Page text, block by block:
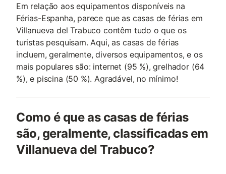
Em relação aos equipamentos disponíveis na
Férias-Espanha, parece que as casas de férias em
Villanueva del Trabuco contêm tudo o que os
turistas pesquisam. Aqui, as casas de férias
incluem, geralmente, diversos equipamentos, e os
mais populares são: internet (95 %), grelhador (64
%), e piscina (50 %). Agradável, no mínimo!
Como é que as casas de férias
são, geralmente, classificadas em
Villanueva del Trabuco?